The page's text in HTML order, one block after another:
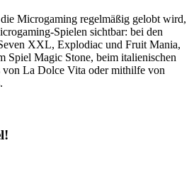
Microgaming regelmäßig gelobt wird,
Spielen sichtbar: bei den
XXL, Explodiac und Fruit Mania,
Spiel Magic Stone, beim italienischen
von La Dolce Vita oder mithilfe von